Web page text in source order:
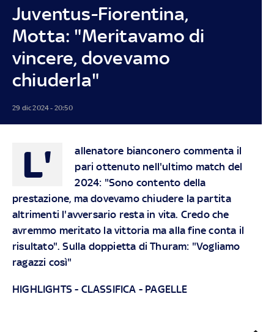
Juventus-Fiorentina,
Motta: "Meritavamo di
vincere, dovevamo
chiuderla"
29 dic 2024 - 20:50
L'
allenatore bianconero commenta il
pari ottenuto nell'ultimo match del
2024: "Sono contento della
prestazione, ma dovevamo chiudere la partita
altrimenti l'avversario resta in vita. Credo che
avremmo meritato la vittoria ma alla fine conta il
risultato". Sulla doppietta di Thuram: "Vogliamo
ragazzi così"
HIGHLIGHTS - CLASSIFICA - PAGELLE